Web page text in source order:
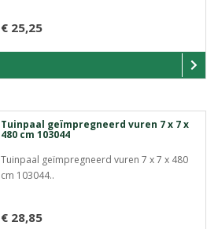
€ 25,25
Tuinpaal geïmpregneerd vuren 7 x 7 x
480 cm 103044
Tuinpaal geïmpregneerd vuren 7 x 7 x 480
cm 103044..
€ 28,85